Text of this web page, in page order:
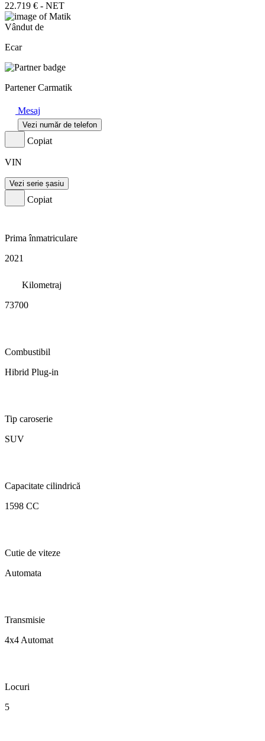
22.719 € - NET
Vândut de
Ecar
Partener Carmatik
Mesaj
Vezi număr de telefon
Copiat
VIN
Vezi serie șasiu
Copiat
Prima înmatriculare
2021
Kilometraj
73700
Combustibil
Hibrid Plug-in
Tip caroserie
SUV
Capacitate cilindrică
1598 CC
Cutie de viteze
Automata
Transmisie
4x4 Automat
Locuri
5